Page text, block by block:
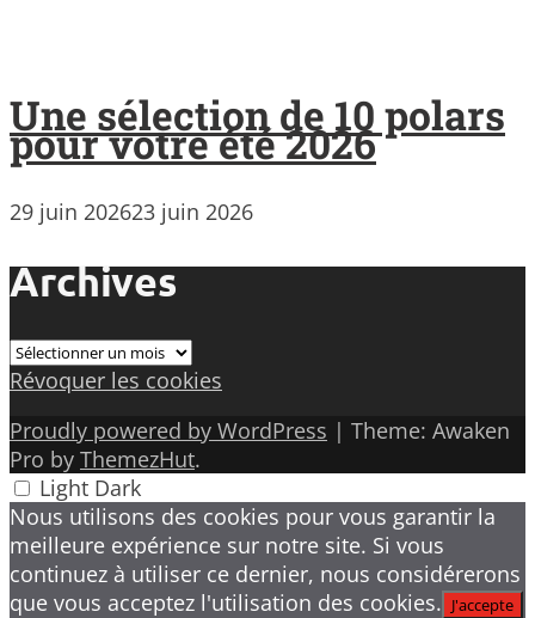
Une sélection de 10 polars
pour votre été 2026
29 juin 202623 juin 2026
Archives
Archives
Révoquer les cookies
Proudly powered by WordPress | Theme: Awaken
Pro by ThemezHut.
Light Dark
Nous utilisons des cookies pour vous garantir la
meilleure expérience sur notre site. Si vous
continuez à utiliser ce dernier, nous considérerons
que vous acceptez l'utilisation des cookies. J'accepte